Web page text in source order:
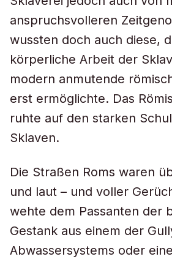
anspruchsvolleren
wussten doch auch diese,
körperliche Arbeit der
modern anmutende
erst ermöglichte. Das
ruhte auf den starken
Sklaven.
Die Straßen Roms waren
und laut – und voller
wehte dem Passanten der
Gestank aus einem der
Abwassersystems oder